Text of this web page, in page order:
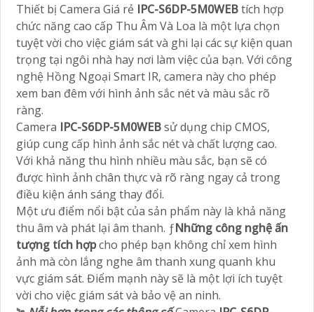
Thiết bị Camera Giá rẻ IPC-S6DP-5M0WEBtích hợp
chức năng cao cấp Thu Âm Và Loa là một lựa chọn
tuyệt vời cho việc giám sát và ghi lại các sự kiện quan
trọng tại ngôi nhà hay nơi làm việc của bạn. Với công
nghệ Hồng Ngoại Smart IR, camera này cho phép
xem ban đêm với hình ảnh sắc nét và màu sắc rõ
ràng.
Camera IPC-S6DP-5M0WEBsử dụng chip CMOS,
giúp cung cấp hình ảnh sắc nét và chất lượng cao.
Với khả năng thu hình nhiều màu sắc, bạn sẽ có
được hình ảnh chân thực và rõ ràng ngay cả trong
điều kiện ánh sáng thay đổi.
Một ưu điểm nổi bật của sản phẩm này là khả năng
thu âm và phát lại âm thanh. ƒNhững công nghệ ấn
tượng tích hợpcho phép bạn không chỉ xem hình
ảnh mà còn lắng nghe âm thanh xung quanh khu
vực giám sát. Điểm mạnh này sẽ là một lợi ích tuyệt
vời cho việc giám sát và bảo vệ an ninh.